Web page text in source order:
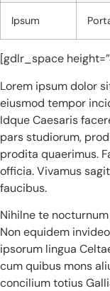
Ipsum
[gdlr_space
Lorem ipsum dolor
eiusmod tempor
Idque Caesaris
pars studiorum,
prodita quaerimus.
officia. Vivamus
faucibus.
Nihilne te
Non equidem
ipsorum lingua
cum quibus mons
concilium totius